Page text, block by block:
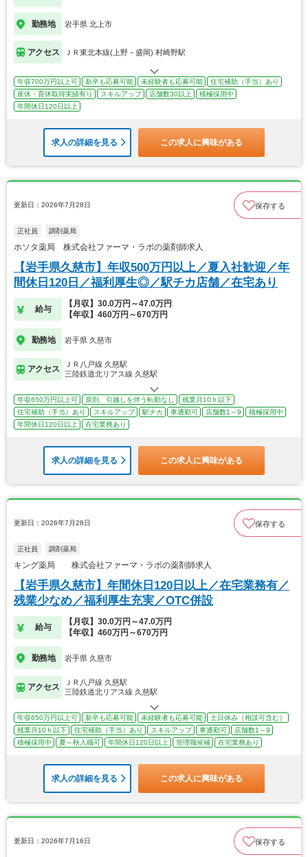
勤務地 岩手県 北上市
アクセス ＪＲ東北本線(上野－盛岡) 村崎野駅
年収700万円以上可 新卒も応募可能 未経験者も応募可能
住宅補助（手当）あり
産休・育休取得実績有り
スキルアップ 店舗数30以上
積極採用中
年間休日120日以上
求人の詳細を見る この求人に興味がある
更新日：2026年7月28日 保存する
正社員 調剤薬局
ホソタ薬局 株式会社ファーマ・ラボの薬剤師求人
【岩手県久慈市】年収500万円以上／夏入社歓迎／年
間休日120日／福利厚生◎／駅チカ店舗／在宅あり
給与
【月収】30.0万円～47.0万円
【年収】460万円～670万円
勤務地 岩手県 久慈市
アクセス
ＪＲ八戸線 久慈駅
三陸鉄道北リアス線 久慈駅
年収650万円以上可 原則、引越しを伴う転勤なし
残業月10ｈ以下
住宅補助（手当）あり
スキルアップ 駅チカ 車通勤可 店舗数1～9
積極採用中
年間休日120日以上
在宅業務あり
求人の詳細を見る この求人に興味がある
更新日：2026年7月28日 保存する
正社員 調剤薬局
キング薬局 株式会社ファーマ・ラボの薬剤師求人
【岩手県久慈市】年間休日120日以上／在宅業務有／
残業少なめ／福利厚生充実／OTC併設
給与
【月収】30.0万円～47.0万円
【年収】460万円～670万円
勤務地 岩手県 久慈市
アクセス
ＪＲ八戸線 久慈駅
三陸鉄道北リアス線 久慈駅
年収650万円以上可 新卒も応募可能 未経験者も応募可能
土日休み（相談可含む）
残業月10ｈ以下
住宅補助（手当）あり スキルアップ 車通勤可
店舗数1～9
積極採用中
夏～秋入職可 年間休日120日以上 管理職候補 在宅業務あり
求人の詳細を見る この求人に興味がある
更新日：2026年7月16日 保存する